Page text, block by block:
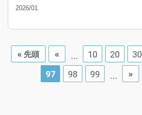
2026/01
« 先頭 « ... 10 20 30
97
98 99 ... »